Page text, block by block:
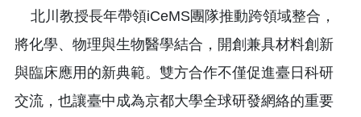
北川教授長年帶領iCeMS團隊推動跨領域整合，
將化學、物理與生物醫學結合，開創兼具材料創新
與臨床應用的新典範。雙方合作不僅促進臺日科研
交流，也讓臺中成為京都大學全球研發網絡的重要